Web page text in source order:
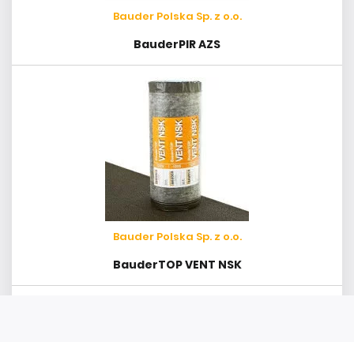
Bauder Polska Sp. z o.o.
BauderPIR AZS
Bauder Polska Sp. z o.o.
BauderTOP VENT NSK